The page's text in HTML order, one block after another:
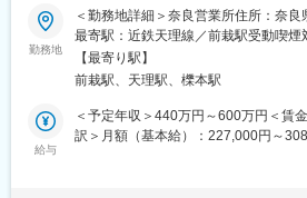
変更の範囲：会社の定める業務
入社後、最低半年かけて現施設長と
て学びつつ、介護研修や資格取得な
エリアマネージャーや先輩施設長につ
覚えてもらいます。より大きく成長し
ル向上のための「ケアマイスター制度
も行っております。
■ポジション概要：
福祉用具レンタル品のご提案を行う営
介護用電動ベッド・車いす・歩行器な
程度ある介護ショップにレンタル卸を
します。
■業務内容：
勤務地
＜勤務地詳細＞奈良営業所住所：奈
最寄駅：近鉄天理線／前栽駅受動喫煙
範囲：会社の定める事業所
【最寄り駅】
前栽駅、天理駅、櫟本駅
給与
＜予定年収＞440万円～600万円＜賃
訳＞月額（基本給）：227,000円～